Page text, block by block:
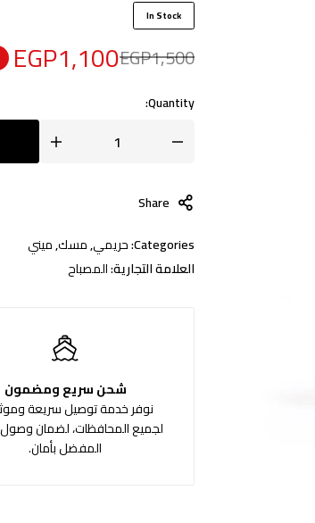
In Stock
EGP1,500
EGP1,100
Quantity:
Share
Categories: حريمي,مسك,ميني
العلامة التجارية:المصباح
شحن سريع ومضمون
نوفر خدمة توصيل سريعة
لجميع المحافظات، لضمان
المفضل بأمان.